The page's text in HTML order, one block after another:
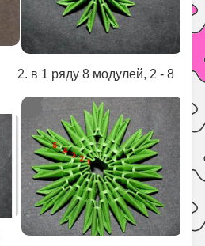
2. в 1 ряду 8 модулей, 2 - 8